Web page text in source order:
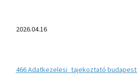
2026.04.16
466 Adatkezelesi_tajekoztató